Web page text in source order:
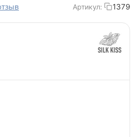
Артикул: 1379